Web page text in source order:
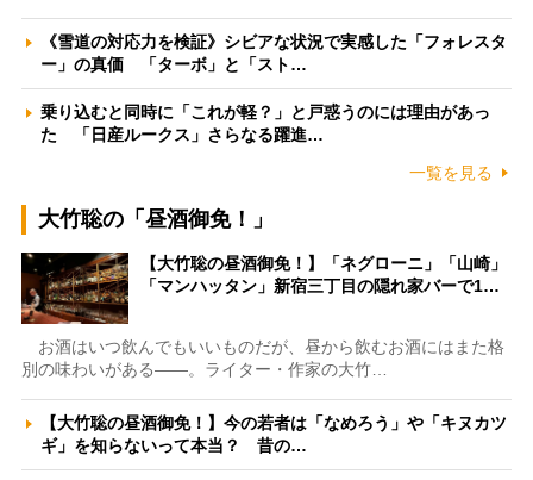
《雪道の対応力を検証》シビアな状況で実感した「フォレスタ
ー」の真価 「ターボ」と「スト…
乗り込むと同時に「これが軽？」と戸惑うのには理由があっ
た 「日産ルークス」さらなる躍進…
一覧を見る
大竹聡の「昼酒御免！」
【大竹聡の昼酒御免！】「ネグローニ」「山崎」
「マンハッタン」新宿三丁目の隠れ家バーで1…
お酒はいつ飲んでもいいものだが、昼から飲むお酒にはまた格
別の味わいがある――。ライター・作家の大竹…
【大竹聡の昼酒御免！】今の若者は「なめろう」や「キヌカツ
ギ」を知らないって本当？ 昔の…